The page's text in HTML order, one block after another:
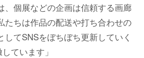
個展などの企画は信頼する画廊
たちは作品の配送や打ち合わせの
してSNSをぼちぼち更新していく
ています」